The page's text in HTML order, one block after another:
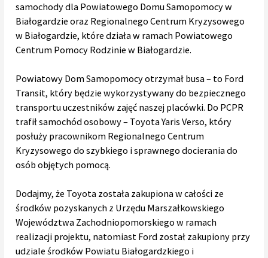
samochody dla Powiatowego Domu Samopomocy w
Białogardzie oraz Regionalnego Centrum Kryzysowego
w Białogardzie, które działa w ramach Powiatowego
Centrum Pomocy Rodzinie w Białogardzie.
Powiatowy Dom Samopomocy otrzymał busa – to Ford
Transit, który będzie wykorzystywany do bezpiecznego
transportu uczestników zajęć naszej placówki. Do PCPR
trafił samochód osobowy – Toyota Yaris Verso, który
posłuży pracownikom Regionalnego Centrum
Kryzysowego do szybkiego i sprawnego docierania do
osób objętych pomocą.
Dodajmy, że Toyota została zakupiona w całości ze
środków pozyskanych z Urzędu Marszałkowskiego
Województwa Zachodniopomorskiego w ramach
realizacji projektu, natomiast Ford został zakupiony przy
udziale środków Powiatu Białogardzkiego i